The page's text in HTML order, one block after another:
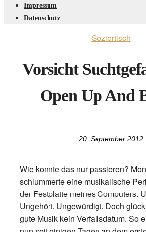
Impressum
Datenschutz
Seziertisch
Vorsicht
Open Up And
20. September 2012
Wie konnte das nur passieren?
schlummerte eine musikalische
der Festplatte meines Computers.
Ungehört. Ungewürdigt. Doch
gute Musik kein Verfallsdatum. So